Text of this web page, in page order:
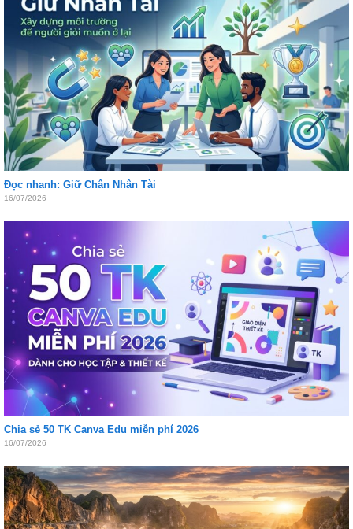
Đọc nhanh: Giữ Chân Nhân Tài
16/07/2026
Chia sẻ 50 TK Canva Edu miễn phí 2026
16/07/2026